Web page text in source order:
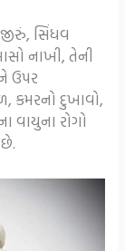
સિંધવ
નાખી, તેની
ઉપર
કમરનો દુખાવો,
વાયુના રોગો